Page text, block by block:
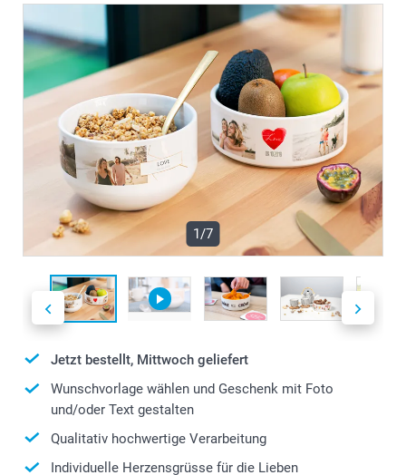
1/7
Jetzt bestellt, Mittwoch geliefert
Wunschvorlage wählen und Geschenk mit Foto
und/oder Text gestalten
Qualitativ hochwertige Verarbeitung
Individuelle Herzensgrüsse für die Lieben